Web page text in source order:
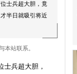
士兵超大胆，竟
半日就吸引将近
本站联系。
兵超大胆，